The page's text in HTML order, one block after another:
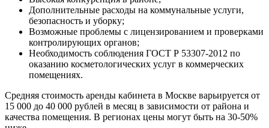
Дополнительные расходы на коммунальные услуги,
безопасность и уборку;
Возможные проблемы с лицензированием и проверками
контролирующих органов;
Необходимость соблюдения ГОСТ Р 53307-2012 по
оказанию косметологических услуг в коммерческих
помещениях.
Средняя стоимость аренды кабинета в Москве варьируется от
15 000 до 40 000 рублей в месяц в зависимости от района и
качества помещения. В регионах цены могут быть на 30-50%